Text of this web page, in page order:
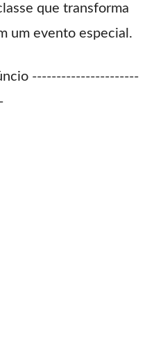
que transforma
um evento especial.
----------------------